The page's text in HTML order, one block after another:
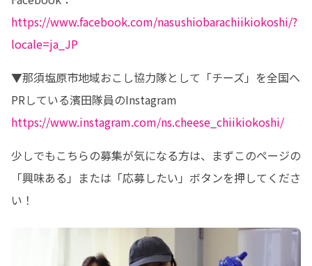
https://www.facebook.com/nasushiobarachiikiokoshi/?
locale=ja_JP
▼那須塩原市地域おこし協力隊として「チーズ」を全国へ
https://www.instagram.com/ns.cheese_chiikiokoshi/
少しでもこちらの募集が気になる方は、まずこのページの
「興味ある」または「応募したい」ボタンを押してくださ
い！